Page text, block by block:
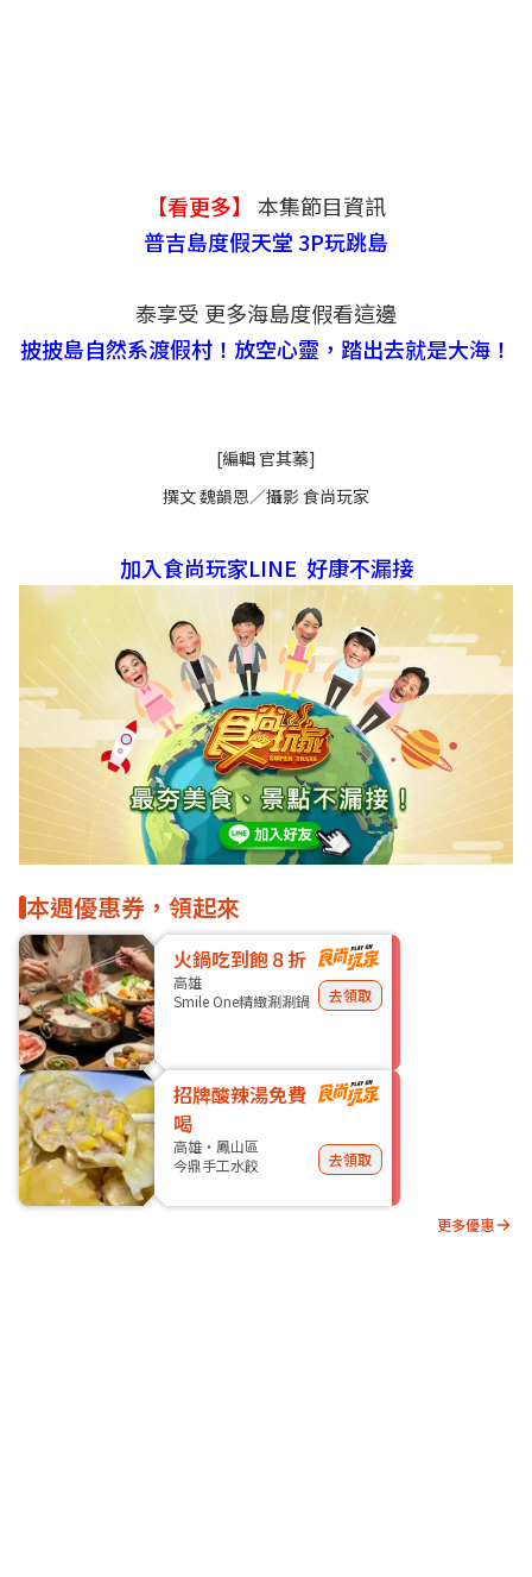
【看更多】
本集節目資訊
普吉島度假天堂 3P玩跳島
泰享受 更多海島度假看這邊
披披島自然系渡假村！放空心靈，踏出去就是大海！
[編輯 官其蓁]
撰文 魏韻恩／攝影 食尚玩家
加入食尚玩家LINE 好康不漏接
本週優惠券，領起來
火鍋吃到飽８折
高雄
Smile One精緻涮涮鍋
去領取
招牌酸辣湯免費
喝
高雄・鳳山區
今鼎手工水餃
去領取
更多優惠